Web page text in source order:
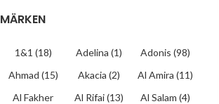
MÄRKEN
1&1 (18) Adelina(1) Adonis(98)
Ahmad (15) Akacia(2) Al Amira(11)
Al Fakher
Al Rifai(13) Al Salam(4)